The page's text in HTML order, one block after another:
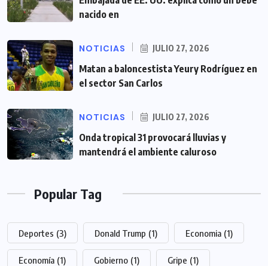
nacido en
NOTICIAS JULIO 27, 2026
Matan a baloncestista Yeury Rodríguez en
el sector San Carlos
NOTICIAS JULIO 27, 2026
Onda tropical 31 provocará lluvias y
mantendrá el ambiente caluroso
Popular Tag
Deportes (3) Donald Trump (1) Economia (1)
Economía (1) Gobierno (1) Gripe (1)